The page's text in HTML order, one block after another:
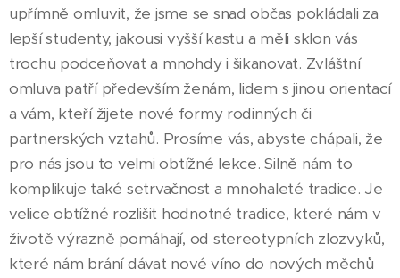
upřímně omluvit, že jsme se snad občas pokládali za
lepší studenty, jakousi vyšší kastu a měli sklon vás
trochu podceňovat a mnohdy i šikanovat. Zvláštní
omluva patří především ženám, lidem s jinou orientací
a vám, kteří žijete nové formy rodinných či
partnerských vztahů. Prosíme vás, abyste chápali, že
pro nás jsou to velmi obtížné lekce. Silně nám to
komplikuje také setrvačnost a mnohaleté tradice. Je
velice obtížné rozlišit hodnotné tradice, které nám v
životě výrazně pomáhají, od stereotypních zlozvyků,
které nám brání dávat nové víno do nových měchů